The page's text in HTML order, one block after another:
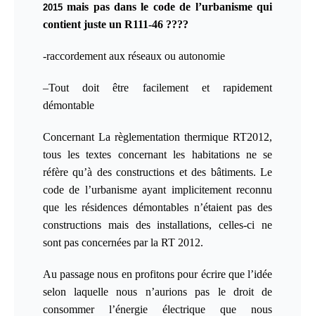
2015mais pas dans le code de l’urbanisme qui
contient juste un R111-46 ????
-raccordement aux réseaux ou autonomie
–Tout doit être facilement et rapidement
démontable
Concernant La règlementation thermique RT2012,
tous les textes concernant les habitations ne se
réfère qu’à des constructions et des bâtiments. Le
code de l’urbanisme ayant implicitement reconnu
que les résidences démontables n’étaient pas des
constructions mais des installations, celles-ci ne
sont pas concernées par la RT 2012.
Au passage nous en profitons pour écrire que l’idée
selon laquelle nous n’aurions pas le droit de
consommer l’énergie électrique que nous